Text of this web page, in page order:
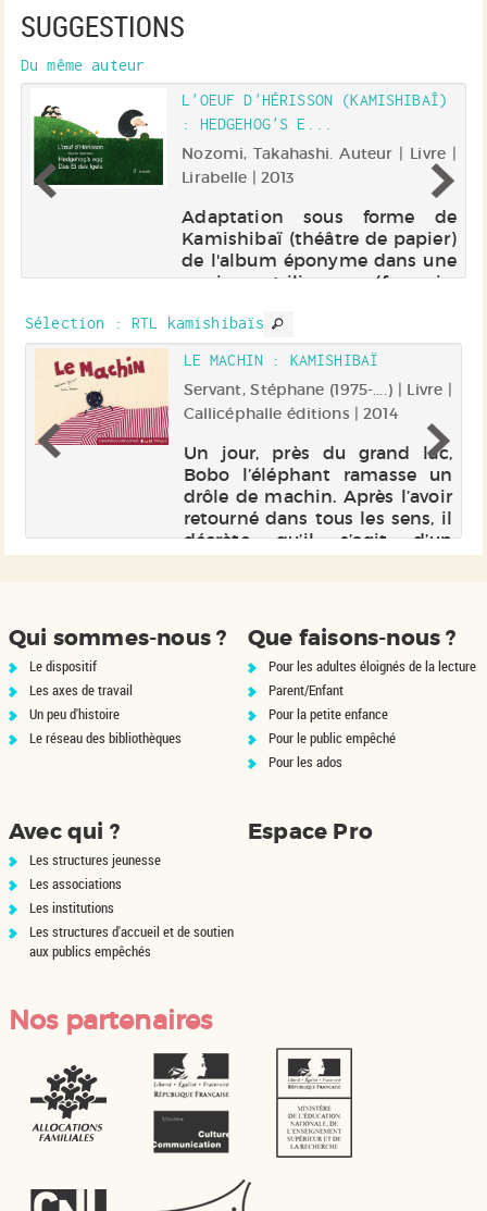
SUGGESTIONS
Du même auteur
L'OEUF D'HÉRISSON (KAMISHIBAÎ)
: HEDGEHOG'S E...
Nozomi, Takahashi. Auteur | Livre |
Lirabelle | 2013
Adaptation sous forme de
Kamishibaï (théâtre de papier)
de l'album éponyme dans une
version trilingue (français-
Hérisson voit Cane couver ses
œufs, l'envie lui vient de couver
à son tour pour avoir un peti...
Sélection : RTL kamishibaïs
LE MACHIN : KAMISHIBAÏ
Servant, Stéphane (1975-....) | Livre |
Callicéphalle éditions | 2014
Un jour, près du grand lac,
Bobo l’éléphant ramasse un
drôle de machin. Après l’avoir
retourné dans tous les sens, il
décrète qu’il s’agit d’un
chapeau. Mais tout le monde
Qui sommes-nous ?
Le dispositif
Les axes de travail
Un peu d'histoire
Le réseau des bibliothèques
Que faisons-nous ?
Pour les adultes éloignés de la lecture
Parent/Enfant
Pour la petite enfance
Pour le public empêché
Pour les ados
Avec qui ?
Les structures jeunesse
Les associations
Les institutions
Les structures d'accueil et de soutien
aux publics empêchés
Espace Pro
Nos partenaires